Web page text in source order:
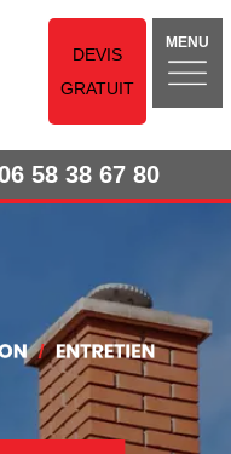
DEVIS
GRATUIT
MENU
58 38 67 80